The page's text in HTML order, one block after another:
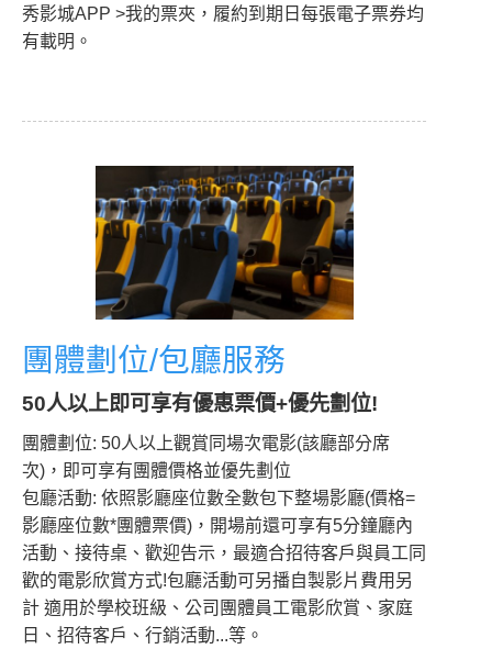
秀影城APP >我的票夾，履約到期日每張電子票券均
有載明。
團體劃位/包廳服務
50人以上即可享有優惠票價+優先劃位!
團體劃位: 50人以上觀賞同場次電影(該廳部分席
次)，即可享有團體價格並優先劃位
包廳活動: 依照影廳座位數全數包下整場影廳(價格=
影廳座位數*團體票價)，開場前還可享有5分鐘廳內
活動、接待桌、歡迎告示，最適合招待客戶與員工同
歡的電影欣賞方式!包廳活動可另播自製影片費用另
計 適用於學校班級、公司團體員工電影欣賞、家庭
日、招待客戶、行銷活動...等。